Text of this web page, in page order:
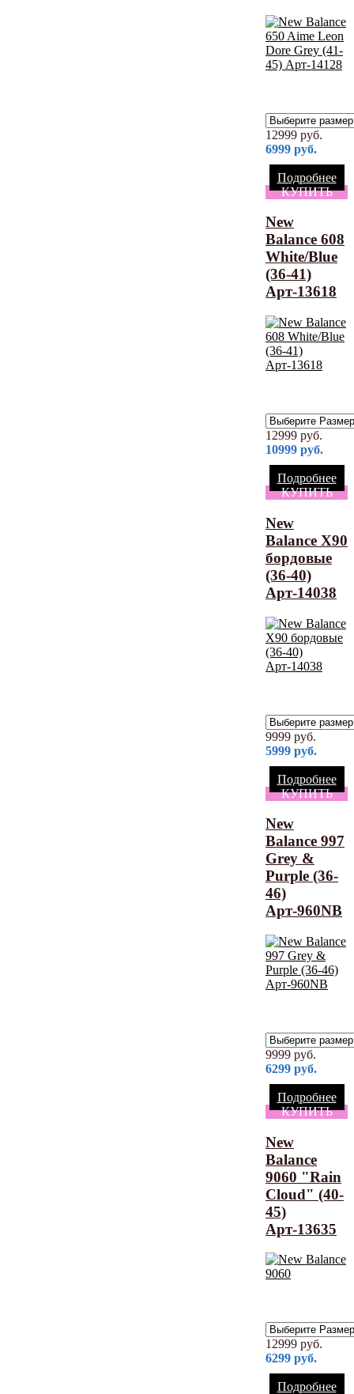
12999 руб.
6999 руб.
Подробнее
КУПИТЬ
New
Balance 608
White/Blue
(36-41)
Арт-13618
12999 руб.
10999 руб.
Подробнее
КУПИТЬ
New
Balance X90
бордовые
(36-40)
Арт-14038
9999 руб.
5999 руб.
Подробнее
КУПИТЬ
New
Balance 997
Grey &
Purple (36-
46)
Арт-960NB
9999 руб.
6299 руб.
Подробнее
КУПИТЬ
New
Balance
9060 "Rain
Cloud" (40-
45)
Арт-13635
12999 руб.
6299 руб.
Подробнее